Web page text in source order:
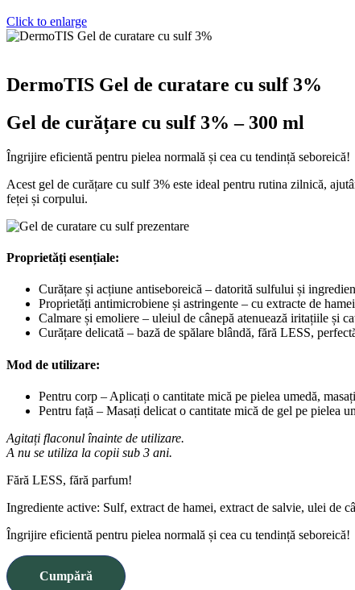
Click to enlarge
DermoTIS Gel de curatare cu sulf 3%
Gel de curățare cu sulf 3% – 300 ml
Îngrijire eficientă pentru pielea normală și cea cu tendință seboreică!
Acest gel de curățare cu sulf 3% este ideal pentru rutina zilnică,
feței și corpului.
Proprietăți esențiale:
Curățare și acțiune antiseboreică – datorită sulfului și
Proprietăți antimicrobiene și astringente – cu extracte de
Calmare și emoliere – uleiul de cânepă atenuează iritațiile și
Curățare delicată – bază de spălare blândă, fără LESS,
Mod de utilizare:
Pentru corp – Aplicați o cantitate mică pe pielea umedă,
Pentru față – Masați delicat o cantitate mică de gel pe pielea
Agitați flaconul înainte de utilizare.
A nu se utiliza la copii sub 3 ani.
Fără LESS, fără parfum!
Ingrediente active: Sulf, extract de hamei, extract de salvie, ulei de
Îngrijire eficientă pentru pielea normală și cea cu tendință seboreică!
Cumpără